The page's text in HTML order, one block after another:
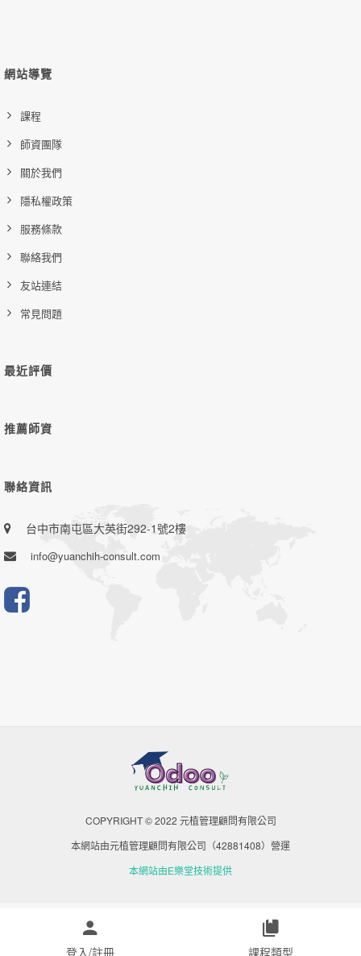
網站導覽
課程
師資團隊
關於我們
隱私權政策
服務條款
聯絡我們
友站連結
常見問題
最近評價
推薦師資
聯絡資訊
台中市南屯區大英街292-1號2樓
info@yuanchih-consult.com
COPYRIGHT © 2022 元植管理顧問有限公司
本網站由元植管理顧問有限公司（42881408）營運
本網站由E樂堂技術提供
登入/註冊 課程類型